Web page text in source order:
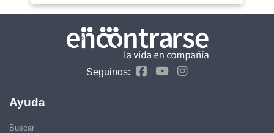
Seguinos:
Ayuda
Buscar